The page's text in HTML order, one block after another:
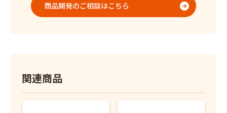
商品開発のご相談はこちら
関連商品